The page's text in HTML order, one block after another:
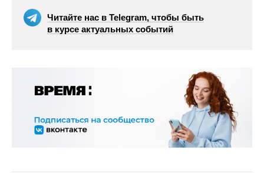
Читайте нас в Telegram, чтобы быть
в курсе актуальных событий